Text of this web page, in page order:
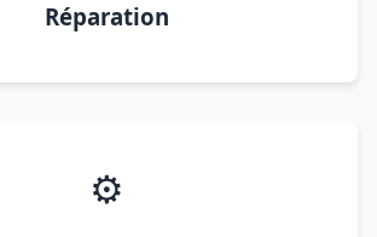
Réparation
⚙️